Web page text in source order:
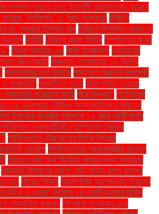
সম্পন্ন করতে হবে: ইসলামী আন্দোলনের নায়েবে
করেছে 'সংক্ষিপ্ত' ও 'বৃহৎ সংস্কার' নির্বাচন
না: নজরুল ইসলাম খান নির্বাচন বিলম্বিত করার যে
বিএনপি নির্বাহী নিষিদ্ধ করল ইসিবি নিষ্পত্তির জন্য
নিহত অন্তত ৩৬ নীলা ইসরাফিল নেইমারের
জিওগ্রাফি পঞ্চগড়ে তাপমাত্রা ১০ ডিগ্রি
পড়াশোনার চাপ বাড়ছে পদত্যাগ করলেন উপদেষ্টা
মারামারি" পরবর্তীতে মৃত্যু পরিশোধিত হয়েছে
পরোয়ানা জারি পরে উদ্ধার" পর্তুগালের
অপেক্ষায় টোকিও আন্তর্জাতিক চলচ্চিত্র
ইরাকের আনবার প্রদেশে ১৭ বছর বয়সী হুদার
পাকিস্তান বিমানবাহিনী চ্যাম্পিয়নস ট্রফির
পাকিস্তানে ট্রেনের সব জিম্মি উদ্ধার
কারফিউ আরোপ পাকিস্তানের প্রধানমন্ত্রীর খালেদা
পাচার হওয়া অর্থ ফিরিয়ে আনার জন্য কানাডার
পাঠ্যবই বিতরণের আগে নোট-গাইড ছাপা বন্ধের
পায়ের শিকল পারমাণবিক আলোচনায় ইরানের
উইথ এ ওয়াচ’ নিলামে ১৪ কোটি ডলারে বিক্রি
মোকাবিলা করবেন পিলখানা হত্যাকাণ্ডের